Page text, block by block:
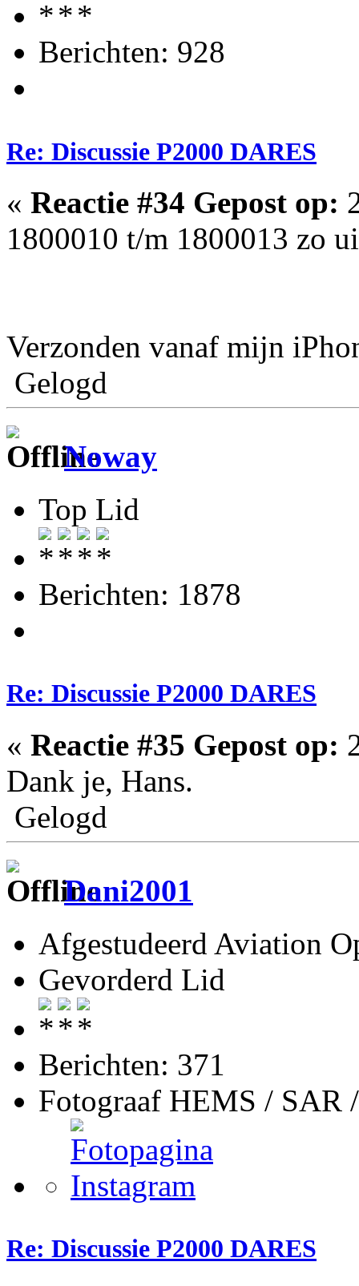
Berichten: 928
Re: Discussie P2000 DARES
« Reactie #34 Gepost op:
1800010 t/m 1800013 zo
Verzonden vanaf mijn
Gelogd
Noway
Top Lid
Berichten: 1878
Re: Discussie P2000 DARES
« Reactie #35 Gepost op:
Dank je, Hans.
Gelogd
Dani2001
Afgestudeerd Aviation
Gevorderd Lid
Berichten: 371
Fotograaf HEMS / SAR
Re: Discussie P2000 DARES